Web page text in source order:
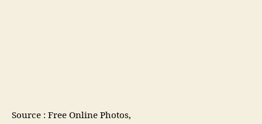
Source : Free Online Photos,